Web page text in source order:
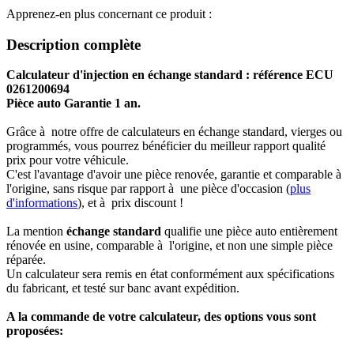
Apprenez-en plus concernant ce produit :
Description complète
Calculateur d'injection en échange standard : référence ECU
0261200694
Pièce auto Garantie 1 an.
Grâce à notre offre de calculateurs en échange standard, vierges ou
programmés, vous pourrez bénéficier du meilleur rapport qualité
prix pour votre véhicule.
C'est l'avantage d'avoir une pièce renovée, garantie et comparable à
l'origine, sans risque par rapport à une pièce d'occasion (plus
d'informations), et à prix discount !
La mention échange standard qualifie une pièce auto entièrement
rénovée en usine, comparable à l'origine, et non une simple pièce
réparée.
Un calculateur sera remis en état conformément aux spécifications
du fabricant, et testé sur banc avant expédition.
A la commande de votre calculateur, des options vous sont
proposées: